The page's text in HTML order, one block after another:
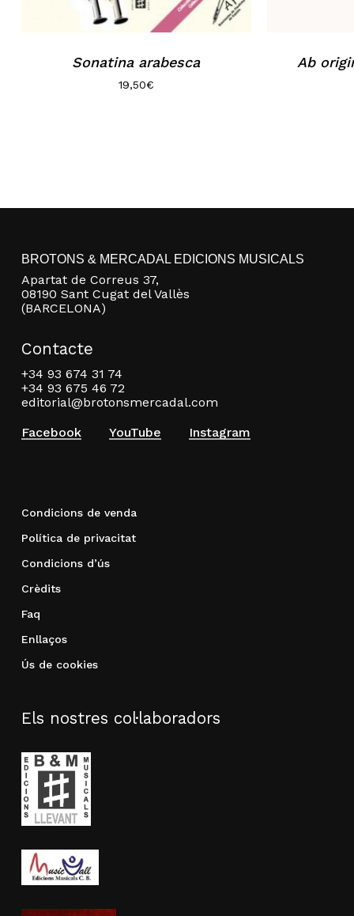
Sonatina arabesca
19,50€
Ab
BROTONS & MERCADAL EDICIONS MUSICALS
Apartat de Correus 37,
08190 Sant Cugat del Vallès
(BARCELONA)
Contacte
+34 93 674 31 74
+34 93 675 46 72
editorial@brotonsmercadal.com
Facebook
YouTube Instagram
Condicions de venda
Política de privacitat
Condicions d’ús
Crèdits
Faq
Enllaços
Ús de cookies
Els nostres col·laboradors